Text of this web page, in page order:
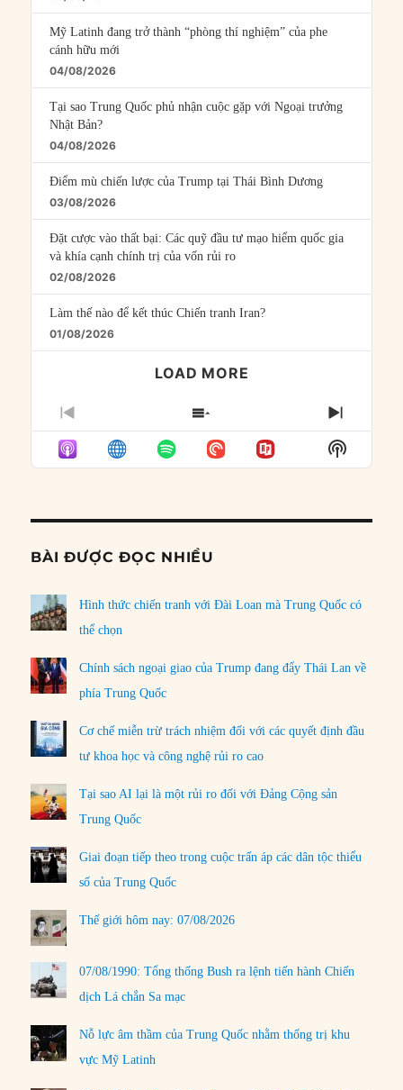
Mỹ Latinh đang trở thành “phòng thí nghiệm” của phe
cánh hữu mới
04/08/2026
Tại sao Trung Quốc phủ nhận cuộc gặp với Ngoại trưởng
Nhật Bản?
04/08/2026
Điểm mù chiến lược của Trump tại Thái Bình Dương
03/08/2026
Đặt cược vào thất bại: Các quỹ đầu tư mạo hiểm quốc gia
và khía cạnh chính trị của vốn rủi ro
02/08/2026
Làm thế nào để kết thúc Chiến tranh Iran?
01/08/2026
LOAD MORE
PREVIOUS
EPISODE
SHOW
EPISODES
LIST
NEXT
Show
Podcast
BÀI ĐƯỢC ĐỌC NHIỀU
Hình thức chiến tranh với Đài Loan mà Trung Quốc có
thể chọn
Chính sách ngoại giao của Trump đang đẩy Thái Lan về
phía Trung Quốc
Cơ chế miễn trừ trách nhiệm đối với các quyết định đầu
tư khoa học và công nghệ rủi ro cao
Tại sao AI lại là một rủi ro đối với Đảng Cộng sản
Trung Quốc
Giai đoạn tiếp theo trong cuộc trấn áp các dân tộc thiểu
số của Trung Quốc
Thế giới hôm nay: 07/08/2026
07/08/1990: Tổng thống Bush ra lệnh tiến hành Chiến
dịch Lá chắn Sa mạc
Nỗ lực âm thầm của Trung Quốc nhằm thống trị khu
vực Mỹ Latinh